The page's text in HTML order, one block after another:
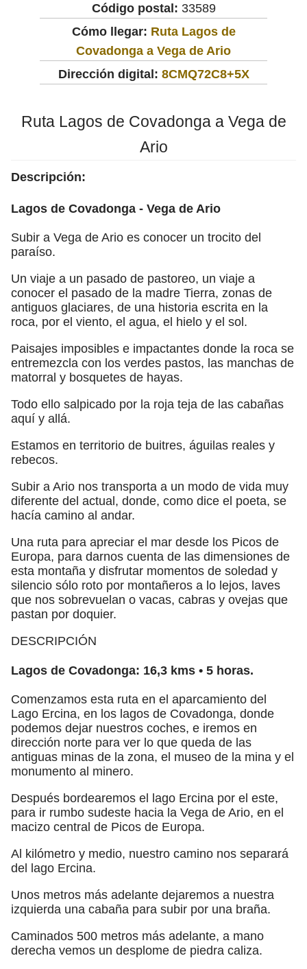
Código postal: 33589
Cómo llegar: Ruta Lagos de
Covadonga a Vega de Ario
Dirección digital: 8CMQ72C8+5X
Ruta Lagos de Covadonga a Vega de
Ario
Descripción:
Lagos de Covadonga - Vega de Ario
Subir a Vega de Ario es conocer un trocito del
paraíso.
Un viaje a un pasado de pastoreo, un viaje a
conocer el pasado de la madre Tierra, zonas de
antiguos glaciares, de una historia escrita en la
roca, por el viento, el agua, el hielo y el sol.
Paisajes imposibles e impactantes donde la roca se
entremezcla con los verdes pastos, las manchas de
matorral y bosquetes de hayas.
Todo ello salpicado por la roja teja de las cabañas
aquí y allá.
Estamos en territorio de buitres, águilas reales y
rebecos.
Subir a Ario nos transporta a un modo de vida muy
diferente del actual, donde, como dice el poeta, se
hacía camino al andar.
Una ruta para apreciar el mar desde los Picos de
Europa, para darnos cuenta de las dimensiones de
esta montaña y disfrutar momentos de soledad y
silencio sólo roto por montañeros a lo lejos, laves
que nos sobrevuelan o vacas, cabras y ovejas que
pastan por doquier.
DESCRIPCIÓN
Lagos de Covadonga: 16,3 kms • 5 horas.
Comenzamos esta ruta en el aparcamiento del
Lago Ercina, en los lagos de Covadonga, donde
podemos dejar nuestros coches, e iremos en
dirección norte para ver lo que queda de las
antiguas minas de la zona, el museo de la mina y el
monumento al minero.
Después bordearemos el lago Ercina por el este,
para ir rumbo sudeste hacia la Vega de Ario, en el
macizo central de Picos de Europa.
Al kilómetro y medio, nuestro camino nos separará
del lago Ercina.
Unos metros más adelante dejaremos a nuestra
izquierda una cabaña para subir por una braña.
Caminados 500 metros más adelante, a mano
derecha vemos un desplome de piedra caliza.